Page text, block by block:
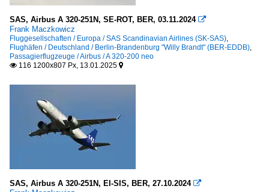
SAS, Airbus A 320-251N, SE-ROT, BER, 03.11.2024 
Frank Maczkowicz
Fluggesellschaften / Europa / SAS Scandinavian Airlines (SK-SAS),
Flughäfen / Deutschland / Berlin-Brandenburg "Willy Brandt" (BER-EDDB),
Passagierflugzeuge / Airbus / A 320-200 neo
 116 1200x807 Px, 13.01.2025 
SAS, Airbus A 320-251N, EI-SIS, BER, 27.10.2024 